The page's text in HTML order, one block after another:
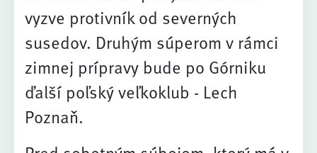
vyzve protivník od severných
susedov. Druhým súperom v rámci
zimnej prípravy bude po Górniku
ďalší poľský veľkoklub - Lech
Poznaň.